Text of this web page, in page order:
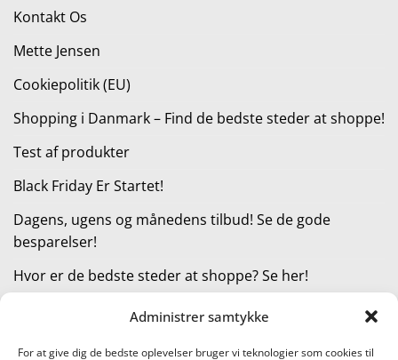
Administrer samtykke
For at give dig de bedste oplevelser bruger vi teknologier som cookies til
Kontakt Os
Mette Jensen
Cookiepolitik (EU)
Shopping i Danmark – Find de bedste steder at shoppe!
Test af produkter
Black Friday Er Startet!
Dagens, ugens og månedens tilbud! Se de gode
besparelser!
Hvor er de bedste steder at shoppe? Se her!